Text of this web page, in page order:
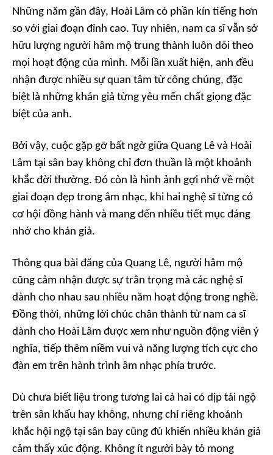
Những năm gần đây, Hoài Lâm có phần kín tiếng hơn
so với giai đoạn đỉnh cao. Tuy nhiên, nam ca sĩ vẫn sở
hữu lượng người hâm mộ trung thành luôn dõi theo
mọi hoạt động của mình. Mỗi lần xuất hiện, anh đều
nhận được nhiều sự quan tâm từ công chúng, đặc
biệt là những khán giả từng yêu mến chất giọng đặc
biệt của anh.
Bởi vậy, cuộc gặp gỡ bất ngờ giữa Quang Lê và Hoài
Lâm tại sân bay không chỉ đơn thuần là một khoảnh
khắc đời thường. Đó còn là hình ảnh gợi nhớ về một
giai đoạn đẹp trong âm nhạc, khi hai nghệ sĩ từng có
cơ hội đồng hành và mang đến nhiều tiết mục đáng
nhớ cho khán giả.
Thông qua bài đăng của Quang Lê, người hâm mộ
cũng cảm nhận được sự trân trọng mà các nghệ sĩ
dành cho nhau sau nhiều năm hoạt động trong nghề.
Đồng thời, những lời chúc chân thành từ nam ca sĩ
dành cho Hoài Lâm được xem như nguồn động viên ý
nghĩa, tiếp thêm niềm vui và năng lượng tích cực cho
đàn em trên hành trình âm nhạc phía trước.
Dù chưa biết liệu trong tương lai cả hai có dịp tái ngộ
trên sân khấu hay không, nhưng chỉ riêng khoảnh
khắc hội ngộ tại sân bay cũng đủ khiến nhiều khán giả
cảm thấy xúc động. Không ít người bày tỏ mong